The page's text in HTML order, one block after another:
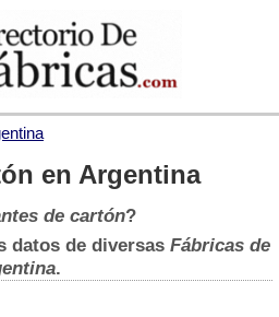
en Argentina
de cartón?
datos de diversas Fábricas de
.